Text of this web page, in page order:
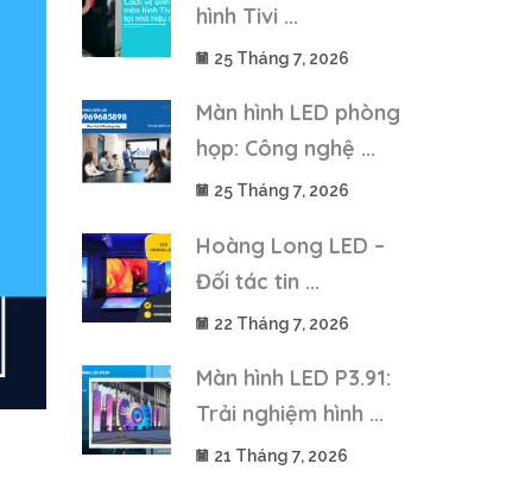
hình Tivi ...
25 Tháng 7, 2026
Màn hình LED phòng
họp: Công nghệ ...
25 Tháng 7, 2026
Hoàng Long LED –
Đối tác tin ...
22 Tháng 7, 2026
Màn hình LED P3.91:
Trải nghiệm hình ...
21 Tháng 7, 2026